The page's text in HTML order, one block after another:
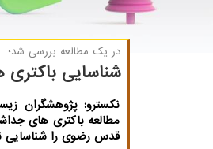
در یك مطالعه بررسی شد؛
شناسایی
نکسترو: پژوهشگران
مطالعه باکتری های
قدس رضوی را شناسایی